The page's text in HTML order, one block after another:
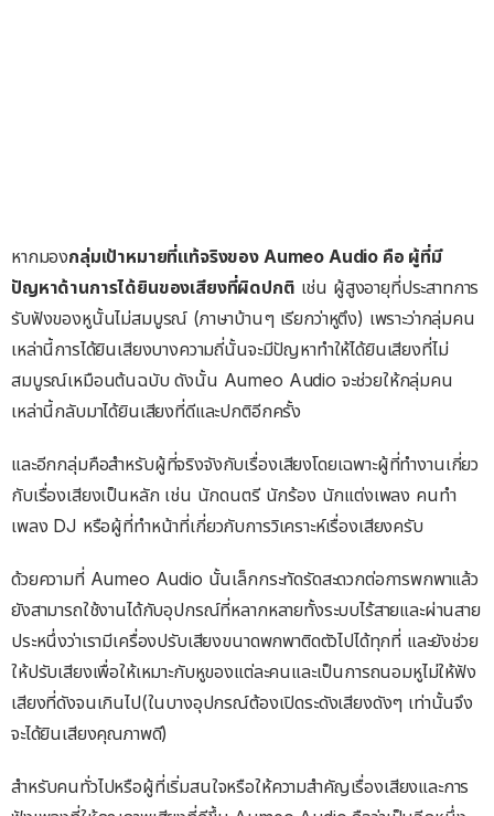
หากมองกลุ่มเป้าหมายที่แท้จริงของ Aumeo Audio คือ ผู้ที่มี
ปัญหาด้านการได้ยินของเสียงที่ผิดปกติ เช่น ผู้สูงอายุที่ประสาทการ
รับฟังของหูนั้นไม่สมบูรณ์ (ภาษาบ้านๆ เรียกว่าหูตึง) เพราะว่ากลุ่มคน
เหล่านี้การได้ยินเสียงบางความถี่นั้นจะมีปัญหาทำให้ได้ยินเสียงที่ไม่
สมบูรณ์เหมือนต้นฉบับ ดังนั้น Aumeo Audio จะช่วยให้กลุ่มคน
เหล่านี้กลับมาได้ยินเสียงที่ดีและปกติอีกครั้ง
และอีกกลุ่มคือสำหรับผู้ที่จริงจังกับเรื่องเสียงโดยเฉพาะผู้ที่ทำงานเกี่ยว
กับเรื่องเสียงเป็นหลัก เช่น นักดนตรี นักร้อง นักแต่งเพลง คนทำ
เพลง DJ หรือผู้ที่ทำหน้าที่เกี่ยวกับการวิเคราะห์เรื่องเสียงครับ
ด้วยความที่ Aumeo Audio นั้นเล็กกระทัดรัดสะดวกต่อการพกพาแล้ว
ยังสามารถใช้งานได้กับอุปกรณ์ที่หลากหลายทั้งระบบไร้สายและผ่านสาย
ประหนึ่งว่าเรามีเครื่องปรับเสียงขนาดพกพาติดตัวไปได้ทุกที่ และยังช่วย
ให้ปรับเสียงเพื่อให้เหมาะกับหูของแต่ละคนและเป็นการถนอมหูไม่ให้ฟัง
เสียงที่ดังจนเกินไป(ในบางอุปกรณ์ต้องเปิดระดังเสียงดังๆ เท่านั้นจึง
จะได้ยินเสียงคุณภาพดี)
สำหรับคนทั่วไปหรือผู้ที่เริ่มสนใจหรือให้ความสำคัญเรื่องเสียงและการ